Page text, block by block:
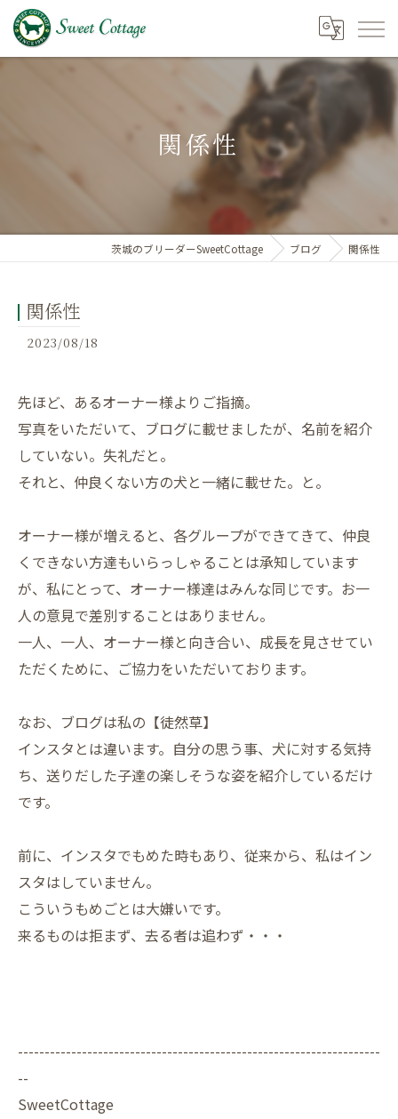
関係性
茨城のブリーダーSweetCottage ブログ 関係性
関係性
2023/08/18
先ほど、あるオーナー様よりご指摘。
写真をいただいて、ブログに載せましたが、名前を紹介
していない。失礼だと。
それと、仲良くない方の犬と一緒に載せた。と。
オーナー様が増えると、各グループができてきて、仲良
くできない方達もいらっしゃることは承知しています
が、私にとって、オーナー様達はみんな同じです。お一
人の意見で差別することはありません。
一人、一人、オーナー様と向き合い、成長を見させてい
ただくために、ご協力をいただいております。
なお、ブログは私の【徒然草】
インスタとは違います。自分の思う事、犬に対する気持
ち、送りだした子達の楽しそうな姿を紹介しているだけ
です。
前に、インスタでもめた時もあり、従来から、私はイン
スタはしていません。
こういうもめごとは大嫌いです。
来るものは拒まず、去る者は追わず・・・
--------------------------------------------------------------------
--
SweetCottage